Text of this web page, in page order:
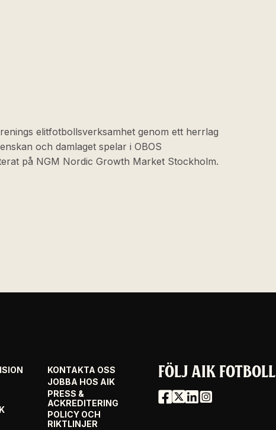
elitfotbollsverksamhet genom ett herrlag
och damlaget spelar i OBOS
på NGM Nordic Growth Market Stockholm.
KONTAKTA OSS
JOBBA HOS AIK
PRESS &
ACKREDITERING
POLICY OCH
RIKTLINJER
FÖLJ AIK FOTBOLL